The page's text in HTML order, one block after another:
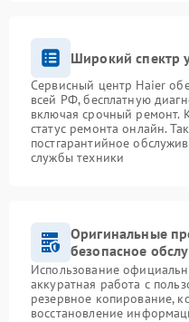
Широкий спектр
Сервисный центр Haier
всей РФ, бесплатную
включая срочный ремонт.
статус ремонта онлайн.
постгарантийное
службы техники
Оригинальные
безопасное
Использование
аккуратная работа с
резервное копирование,
восстановление